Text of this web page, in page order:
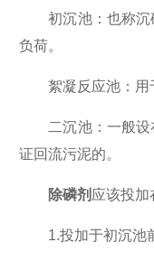
初沉池：也称沉砂
负荷。
絮凝反应池：用于
二沉池：一般设在
证回流污泥的。
除磷剂 应该投加
1.投加于初沉池